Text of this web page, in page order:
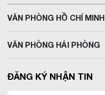
VĂN PHÒNG HỒ CHÍ MINH
VĂN PHÒNG HẢI PHÒNG
ĐĂNG KÝ NHẬN TIN